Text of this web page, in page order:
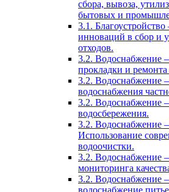
сбора, вывоза,
бытовых и
3.1.
инноваций в сбор и
отходов.
3.2. Водоснабжение
прокладки и
3.2. Водоснабжение
водоснабжения
3.2. Водоснабжение
водосбережения.
3.2. Водоснабжение
Использование
водоочистки.
3.2. Водоснабжение
мониторинга
3.2. Водоснабжение